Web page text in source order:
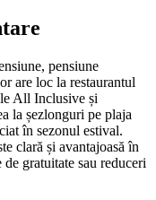
pensiune
are loc la restaurantul
All Inclusive și
la șezlonguri pe plaja
în sezonul estival.
clară și avantajoasă în
gratuitate sau reduceri